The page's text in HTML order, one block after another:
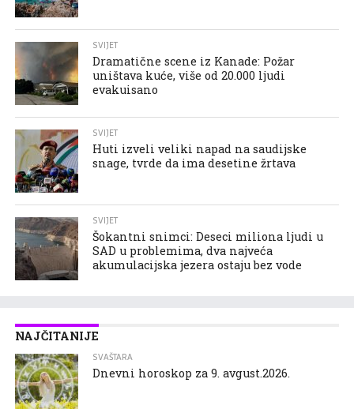
SVIJET
Dramatične scene iz Kanade: Požar
uništava kuće, više od 20.000 ljudi
evakuisano
SVIJET
Huti izveli veliki napad na saudijske
snage, tvrde da ima desetine žrtava
SVIJET
Šokantni snimci: Deseci miliona ljudi u
SAD u problemima, dva najveća
akumulacijska jezera ostaju bez vode
NAJČITANIJE
SVAŠTARA
Dnevni horoskop za 9. avgust.2026.